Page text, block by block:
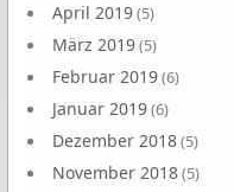
April 2019(5)
März 2019(5)
Februar 2019(6)
Januar 2019(6)
Dezember 2018(5)
November 2018(5)